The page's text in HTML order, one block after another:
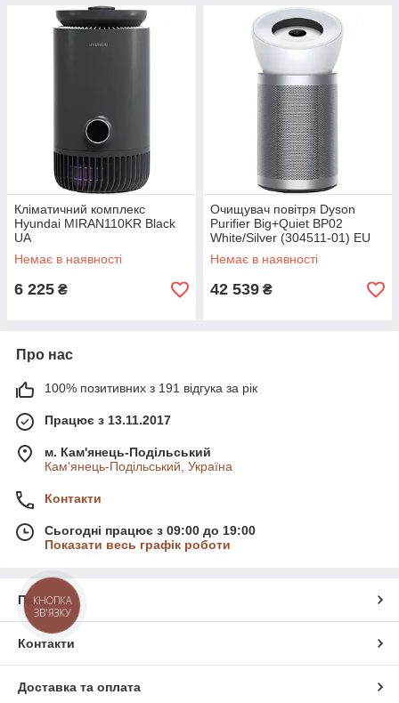
Кліматичний комплекс
Hyundai MIRAN110KR Black
UA
Немає в наявності
6 225 ₴
Очищувач повітря Dyson
Purifier Big+Quiet BP02
White/Silver (304511-01) EU
Немає в наявності
42 539 ₴
Про нас
100% позитивних з 191 відгука за рік
Працює з 13.11.2017
м. Кам'янець-Подільський
Кам'янець-Подільський, Україна
Контакти
Сьогодні працює з 09:00 до 19:00
Показати весь графік роботи
Про нас
Контакти
Доставка та оплата
КНОПКА
ЗВ'ЯЗКУ